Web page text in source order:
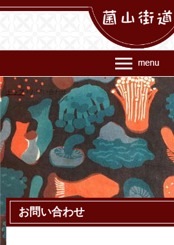
皆で力を合わせ、きのこで日本を元気にし
トップ › お問い合わせ
お問い合わせ